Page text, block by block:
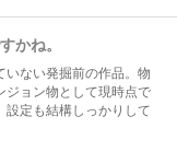
かね。
ない発掘前の作品。物
ジョン物として現時点で
設定も結構しっかりして